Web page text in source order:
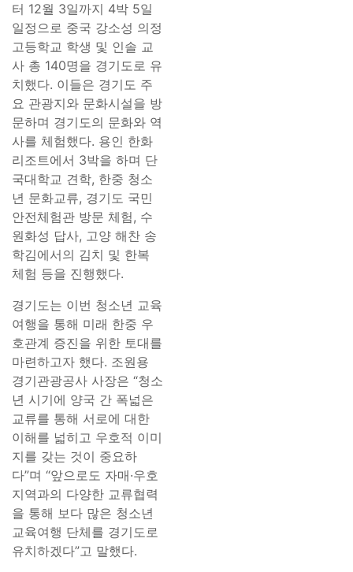
터 12월 3일까지 4박 5일
일정으로 중국 강소성 의정
고등학교 학생 및 인솔 교
사 총 140명을 경기도로 유
치했다. 이들은 경기도 주
요 관광지와 문화시설을 방
문하며 경기도의 문화와 역
사를 체험했다. 용인 한화
리조트에서 3박을 하며 단
국대학교 견학, 한중 청소
년 문화교류, 경기도 국민
안전체험관 방문 체험, 수
원화성 답사, 고양 해찬 송
학김에서의 김치 및 한복
체험 등을 진행했다.
경기도는 이번 청소년 교육
여행을 통해 미래 한중 우
호관계 증진을 위한 토대를
마련하고자 했다. 조원용
경기관광공사 사장은 “청소
년 시기에 양국 간 폭넓은
교류를 통해 서로에 대한
이해를 넓히고 우호적 이미
지를 갖는 것이 중요하
다”며 “앞으로도 자매·우호
지역과의 다양한 교류협력
을 통해 보다 많은 청소년
교육여행 단체를 경기도로
유치하겠다”고 말했다.